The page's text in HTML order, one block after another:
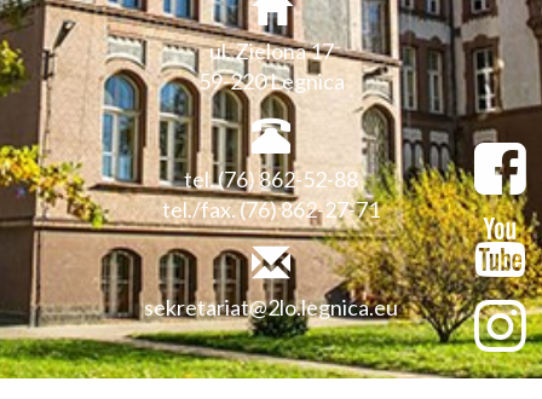
ul. Zielona 17
59-220 Legnica
tel. (76) 862-52-88
tel./fax. (76) 862-27-71
sekretariat@2lo.legnica.eu